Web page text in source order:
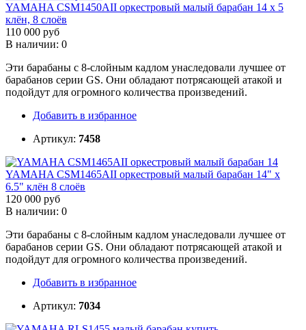
YAMAHA CSM1450AII оркестровый малый барабан 14 х 5
клён, 8 слоёв
110 000 руб
В наличии: 0
Эти барабаны с 8-слойным кадлом унаследовали лучшее от
барабанов серии GS. Они обладают потрясающей атакой и
подойдут для огромного количества произведений.
Добавить в избранное
Артикул: 7458
YAMAHA CSM1465AII оркестровый малый барабан 14" х
6.5" клён 8 слоёв
120 000 руб
В наличии: 0
Эти барабаны с 8-слойным кадлом унаследовали лучшее от
барабанов серии GS. Они обладают потрясающей атакой и
подойдут для огромного количества произведений.
Добавить в избранное
Артикул: 7034